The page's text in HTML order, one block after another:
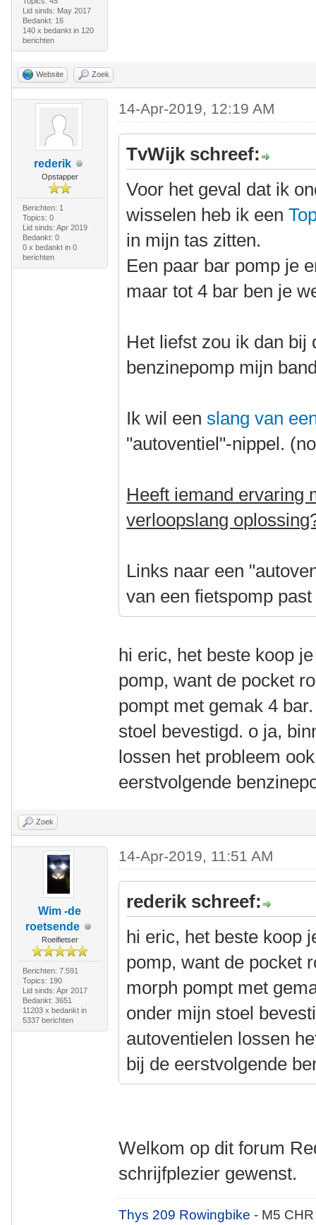
Lid sinds: May 2017
Bedankt: 16
140 x bedankt in 120
berichten
Website Zoek
rederik
Opstapper
Berichten: 1
Topics: 0
Lid sinds: Apr 2019
Bedankt: 0
0 x bedankt in 0
berichten
14-Apr-2019, 12:19 AM
TvWijk schreef:
Voor het geval dat ik
wisselen heb ik een
in mijn tas zitten.
Een paar bar pomp je
maar tot 4 bar ben je
Het liefst zou ik dan bij
benzinepomp mijn
Ik wil eenslang van
"autoventiel"-nippel.
Heeft iemand ervaring
verloopslang
Links naar een
van een fietspomp
hi eric, het beste koop
pomp, want de pocket
pompt met gemak 4
stoel bevestigd. o ja,
lossen het probleem
eerstvolgende
Zoek
Wim -de
roetsende
Roeifietser
Berichten: 7.591
Topics: 190
Lid sinds: Apr 2017
Bedankt: 3651
11203 x bedankt in
5337 berichten
14-Apr-2019, 11:51 AM
rederik schreef:
hi eric, het beste koop
pomp, want de pocket
morph pompt met
onder mijn stoel
autoventielen lossen
bij de eerstvolgende
Welkom op dit forum
schrijfplezier gewenst.
Thys 209 Rowingbike- M5